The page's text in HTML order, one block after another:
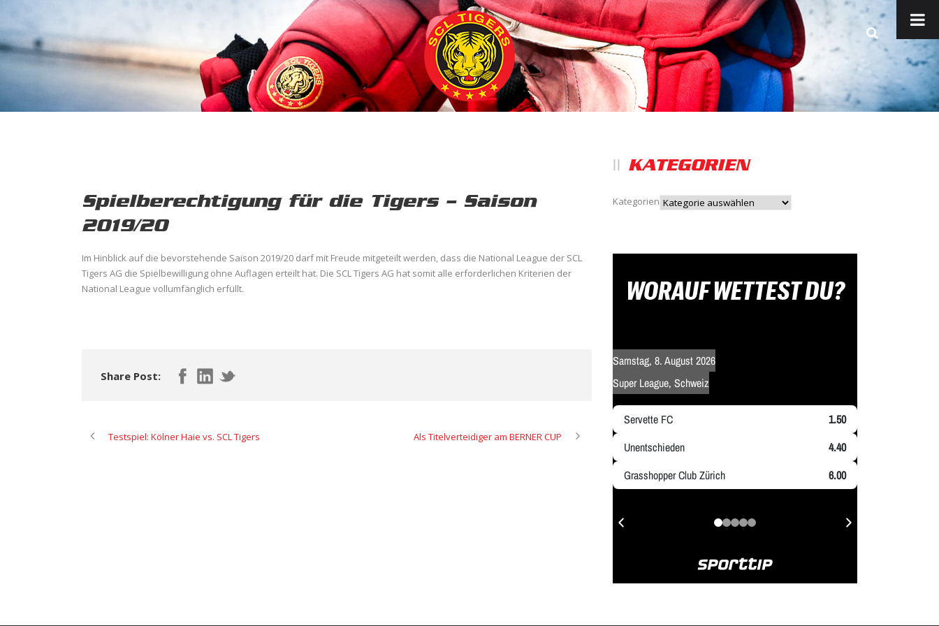
Spielberechtigung für die Tigers – Saison
2019/20
Im Hinblick auf die bevorstehende Saison 2019/20 darf mit Freude mitgeteilt werden, dass die National League der SCL
Tigers AG die Spielbewilligung ohne Auflagen erteilt hat. Die SCL Tigers AG hat somit alle erforderlichen Kriterien der
National League vollumfänglich erfüllt.
Share Post:
Testspiel: Kölner Haie vs. SCL Tigers Als Titelverteidiger am BERNER CUP
KATEGORIEN
Kategorien